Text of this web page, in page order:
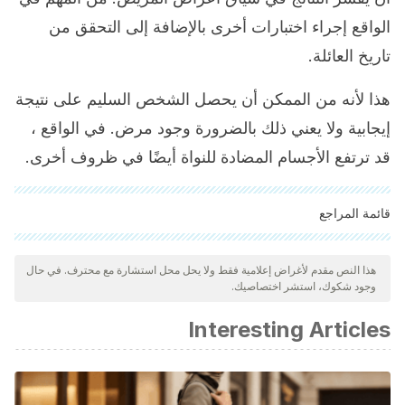
الواقع إجراء اختبارات أخرى بالإضافة إلى التحقق من
تاريخ العائلة.
هذا لأنه من الممكن أن يحصل الشخص السليم على نتيجة
إيجابية ولا يعني ذلك بالضرورة وجود مرض. في الواقع ،
قد ترتفع الأجسام المضادة للنواة أيضًا في ظروف أخرى.
قائمة المراجع
"تمت مراجعة جميع المصادر المذكورة بعناية شديدة من قبل فريقنا
لضمان جودتها وموثوقيتها وتحديثها وصحتها. تم اعتبار الببليوغرافيا لهذه
المقالة موثوقة ودقيقة من الناحية الأكاديمية أو العلمية.
Anticuerpos Antinucleares (ANA). (n.d.). Retrieved May 3,
2021, from https://www.rheumatology.org/I-Am-A/Patient-
Caregiver/Enfermedades-y-Condiciones/Anticuerpos-
Antinucleares-ANA
هذا النص مقدم لأغراض إعلامية فقط ولا يحل محل استشارة مع محترف. في حال
وجود شكوك، استشر اختصاصيك.
Interesting Articles